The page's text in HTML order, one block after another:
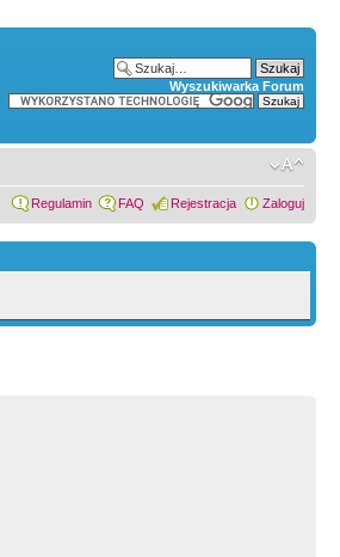
Wyszukiwarka Forum
Regulamin FAQ Rejestracja Zaloguj